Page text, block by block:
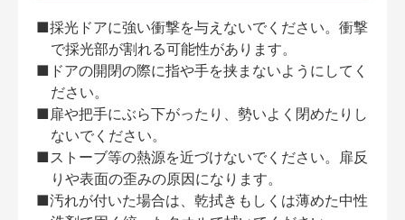
■採光ドアに強い衝撃を与えないでください。衝撃
で採光部が割れる可能性があります。
■ドアの開閉の際に指や手を挟まないようにしてく
ださい。
■扉や把手にぶら下がったり、勢いよく閉めたりし
ないでください。
■ストーブ等の熱源を近づけないでください。扉反
りや表面の歪みの原因になります。
■汚れが付いた場合は、乾拭きもしくは薄めた中性